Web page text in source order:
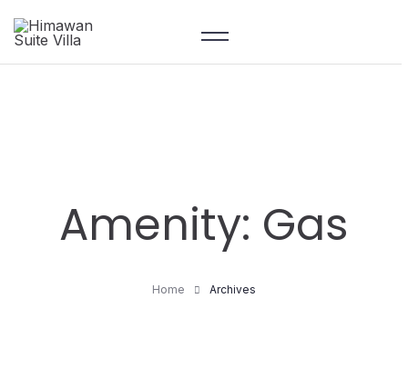
Amenity: Gas
Home Archives